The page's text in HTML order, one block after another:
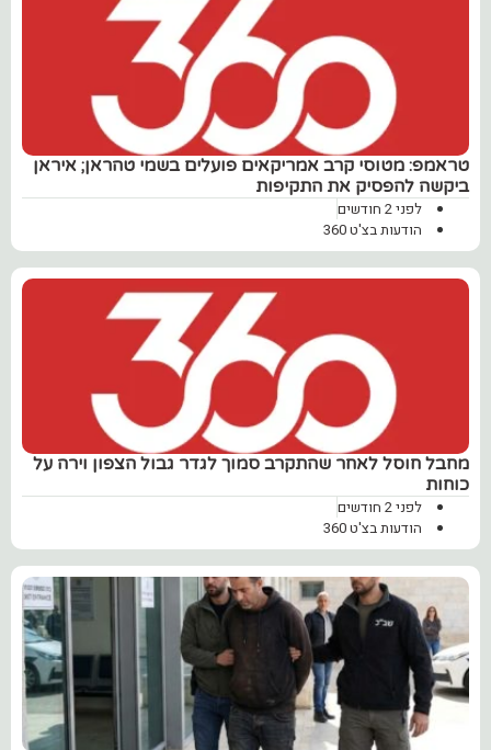
טראמפ: מטוסי קרב אמריקאים פועלים בשמי טהראן; איראן
ביקשה להפסיק את התקיפות
לפני 2 חודשים
הודעות בצ'ט 360
מחבל חוסל לאחר שהתקרב סמוך לגדר גבול הצפון וירה על
כוחות
לפני 2 חודשים
הודעות בצ'ט 360